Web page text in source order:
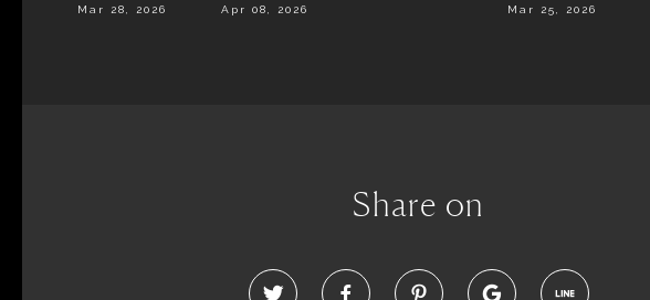
Mar 28, 2026 Apr 08, 2026 Mar 25, 2026
Share on